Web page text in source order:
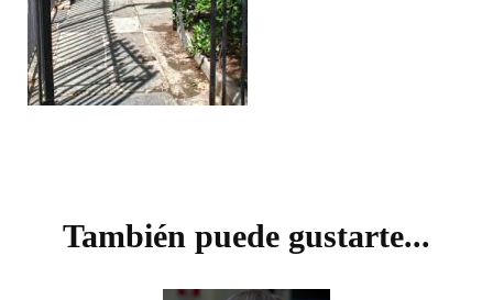
entradas
También puede gustarte...